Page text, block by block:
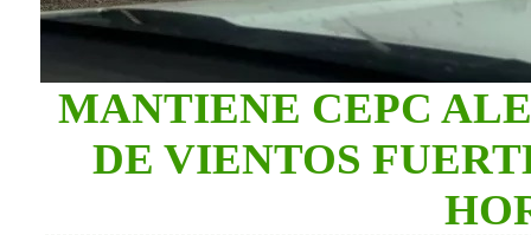
MANTIENE CEPC
DE VIENTOS